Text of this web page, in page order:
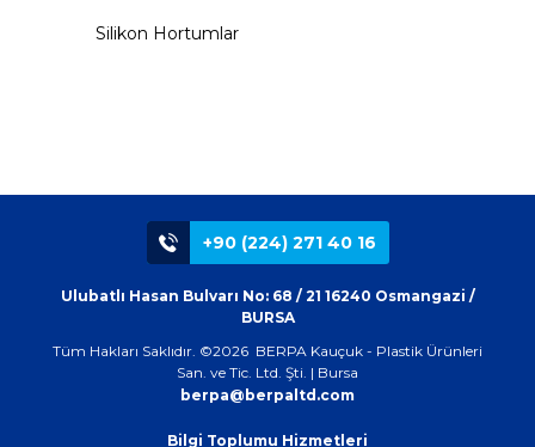
Silikon Hortumlar
+90 (224) 271 40 16
Ulubatlı Hasan Bulvarı No: 68 / 21 16240 Osmangazi /
BURSA
Tüm Hakları Saklıdır. ©2026 BERPA Kauçuk - Plastik Ürünleri
San. ve Tic. Ltd. Şti. | Bursa
berpa@berpaltd.com
Bilgi Toplumu Hizmetleri